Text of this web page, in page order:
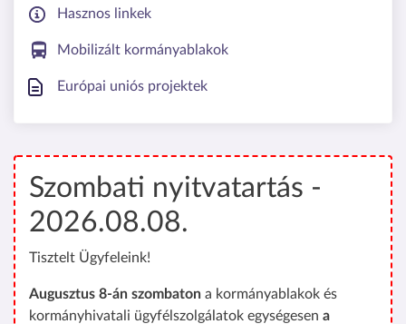
Hasznos linkek
Mobilizált kormányablakok
Európai uniós projektek
Szombati nyitvatartás -
2026.08.08.
Tisztelt Ügyfeleink!
Augusztus 8-án szombaton a kormányablakok és
kormányhivatali ügyfélszolgálatok egységesen a